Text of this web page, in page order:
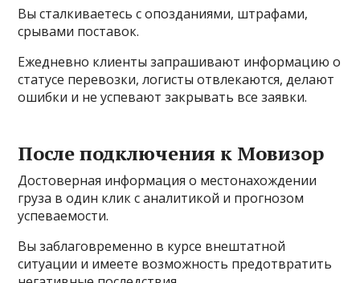
Вы сталкиваетесь с опозданиями, штрафами,
срывами поставок.
Ежедневно клиенты запрашивают информацию о
статусе перевозки, логисты отвлекаются, делают
ошибки и не успевают закрывать все заявки.
После подключения к Мовизор
Достоверная информация о местонахождении
груза в один клик с аналитикой и прогнозом
успеваемости.
Вы заблаговременно в курсе внештатной
ситуации и имеете возможность предотвратить